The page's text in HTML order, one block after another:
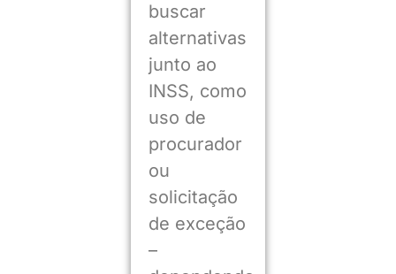
buscar
alternativas
junto ao
INSS, como
uso de
procurador
ou
solicitação
de exceção
–